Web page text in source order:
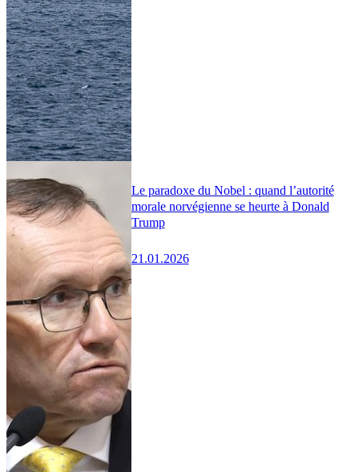
Le paradoxe du Nobel : quand l’autorité
morale norvégienne se heurte à Donald
Trump
21.01.2026